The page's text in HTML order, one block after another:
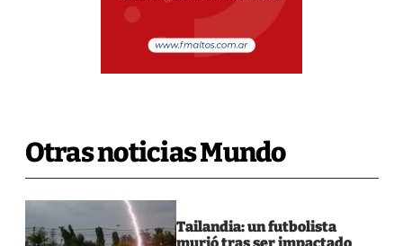
Otras noticias Mundo
Tailandia: un futbolista
murió tras ser impactado